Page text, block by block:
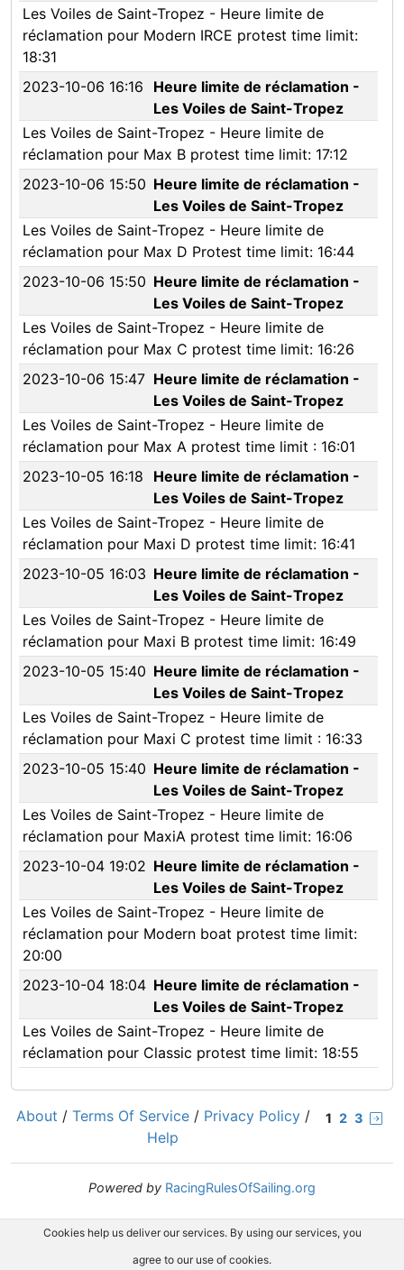
Les Voiles de Saint-Tropez - Heure limite de
réclamation pour Modern IRCE protest time limit:
18:31
2023-10-06 16:16
Heure limite de réclamation -
Les Voiles de Saint-Tropez
Les Voiles de Saint-Tropez - Heure limite de
réclamation pour Max B protest time limit: 17:12
2023-10-06 15:50 Heure limite de réclamation -
Les Voiles de Saint-Tropez
Les Voiles de Saint-Tropez - Heure limite de
réclamation pour Max D Protest time limit: 16:44
2023-10-06 15:50 Heure limite de réclamation -
Les Voiles de Saint-Tropez
Les Voiles de Saint-Tropez - Heure limite de
réclamation pour Max C protest time limit: 16:26
2023-10-06 15:47 Heure limite de réclamation -
Les Voiles de Saint-Tropez
Les Voiles de Saint-Tropez - Heure limite de
réclamation pour Max A protest time limit : 16:01
2023-10-05 16:18
Heure limite de réclamation -
Les Voiles de Saint-Tropez
Les Voiles de Saint-Tropez - Heure limite de
réclamation pour Maxi D protest time limit: 16:41
2023-10-05 16:03 Heure limite de réclamation -
Les Voiles de Saint-Tropez
Les Voiles de Saint-Tropez - Heure limite de
réclamation pour Maxi B protest time limit: 16:49
2023-10-05 15:40 Heure limite de réclamation -
Les Voiles de Saint-Tropez
Les Voiles de Saint-Tropez - Heure limite de
réclamation pour Maxi C protest time limit : 16:33
2023-10-05 15:40 Heure limite de réclamation -
Les Voiles de Saint-Tropez
Les Voiles de Saint-Tropez - Heure limite de
réclamation pour MaxiA protest time limit: 16:06
2023-10-04 19:02 Heure limite de réclamation -
Les Voiles de Saint-Tropez
Les Voiles de Saint-Tropez - Heure limite de
réclamation pour Modern boat protest time limit:
20:00
2023-10-04 18:04 Heure limite de réclamation -
Les Voiles de Saint-Tropez
Les Voiles de Saint-Tropez - Heure limite de
réclamation pour Classic protest time limit: 18:55
1 2 3
About / Terms Of Service / Privacy Policy /
Help
Powered by RacingRulesOfSailing.org
Cookies help us deliver our services. By using our services, you
agree to our use of cookies.